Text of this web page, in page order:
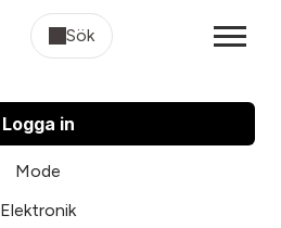
Sök
Logga in
Mode
Elektronik